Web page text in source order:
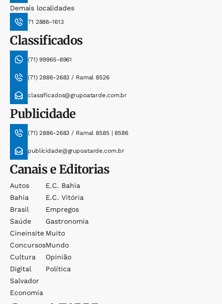
Demais localidades
71 2886-1613
Classificados
(71) 99965-8961
(71) 2886-2683 / Ramal 8526
classificados@grupoatarde.com.br
Publicidade
(71) 2886-2683 / Ramal 8585 | 8586
publicidade@grupoatarde.com.br
Canais e Editorias
Autos
Bahia
Brasil
Saúde
Cineinsite
Concursos
Cultura
Digital
Salvador
Economia
E.c. Bahia
E.c. Vitória
Empregos
Gastronomia
Muito
Mundo
Opinião
Política